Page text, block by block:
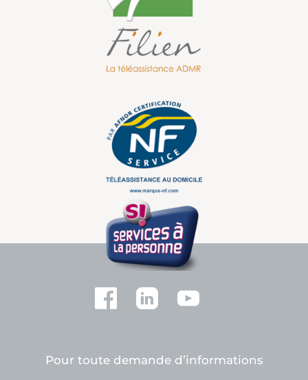
Pour toute demande d’informations